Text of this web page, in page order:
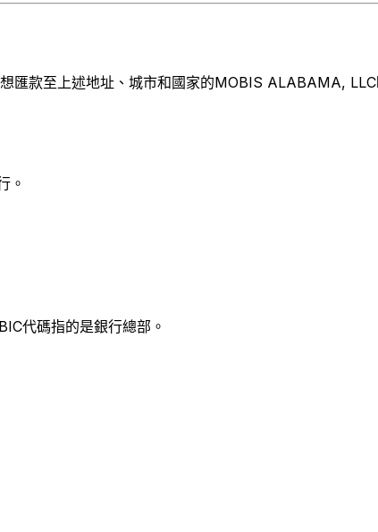
匯款至上述地址、城市和國家的MOBIS ALABAMA,
。
代碼指的是銀行總部。